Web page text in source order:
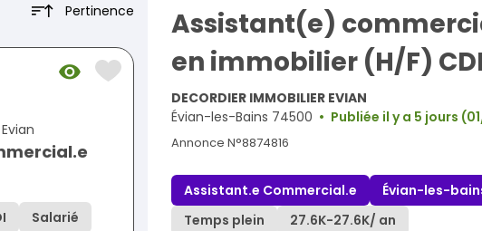
Pertinence
Salarié
Assistant(e)
en immobilier (H/F)
DECORDIER IMMOBILIER EVIAN
Évian-les-Bains 74500
Publiée il y a 5 jours
Annonce N°8874816
Assistant.e Commercial.e Évian-les-
Temps plein
27.6K-27.6K/ an